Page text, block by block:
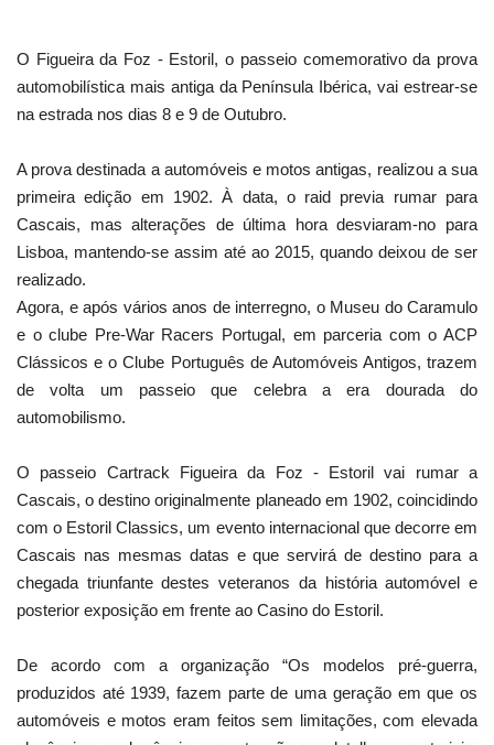
O Figueira da Foz - Estoril, o passeio comemorativo da prova
automobilística mais antiga da Península Ibérica, vai estrear-se
na estrada nos dias 8 e 9 de Outubro.
A prova destinada a automóveis e motos antigas, realizou a sua
primeira edição em 1902. À data, o raid previa rumar para
Cascais, mas alterações de última hora desviaram-no para
Lisboa, mantendo-se assim até ao 2015, quando deixou de ser
realizado.
Agora, e após vários anos de interregno, o Museu do Caramulo
e o clube Pre-War Racers Portugal, em parceria com o ACP
Clássicos e o Clube Português de Automóveis Antigos, trazem
de volta um passeio que celebra a era dourada do
automobilismo.
O passeio Cartrack Figueira da Foz - Estoril vai rumar a
Cascais, o destino originalmente planeado em 1902, coincidindo
com o Estoril Classics, um evento internacional que decorre em
Cascais nas mesmas datas e que servirá de destino para a
chegada triunfante destes veteranos da história automóvel e
posterior exposição em frente ao Casino do Estoril.
De acordo com a organização “Os modelos pré-guerra,
produzidos até 1939, fazem parte de uma geração em que os
automóveis e motos eram feitos sem limitações, com elevada